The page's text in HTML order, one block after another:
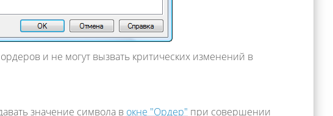
и не могут вызвать критических изменений в
значение символа в окне "Ордер" при совершении